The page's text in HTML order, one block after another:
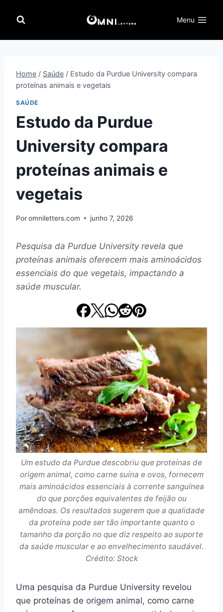
para
Menu
Home / Saúde / Estudo da Purdue University compara
proteínas animais e vegetais
SAÚDE
Estudo da Purdue
University compara
proteínas animais e
vegetais
Poromniletters.com junho 7, 2026
Pesquisa da Purdue University revela que
proteínas animais oferecem mais aminoácidos
essenciais do que vegetais, impactando a
saúde muscular.
Um estudo da Purdue descobriu que proteínas de
origem animal, como carne suína e ovos, fornecem
mais aminoácidos essenciais à corrente sanguínea
do que porções equivalentes de feijão ou
amêndoas. Os resultados sugerem que a qualidade
da proteína pode ser tão importante quanto o
tamanho da porção no que diz respeito ao suporte
da saúde muscular e ao envelhecimento saudável.
Crédito: Stock
Uma pesquisa da Purdue University revelou
que proteínas de origem animal, como carne